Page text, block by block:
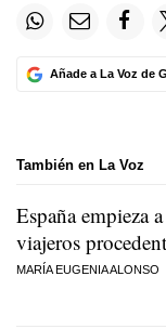
Añade a La Voz de
También en La Voz
España empieza
viajeros
MARÍA EUGENIA ALONSO